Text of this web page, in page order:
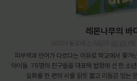
레몬나무의 바
피부색과 언어가 다르다는 이유로 학교에서 쫓겨
아이들. 75명의 친구들을 대표해 법정에 선 한 소
실화를 한 편의 시를 읽듯 짧고 리듬감 있는